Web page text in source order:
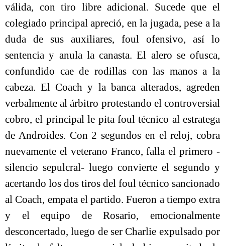
válida, con tiro libre adicional. Sucede que el
colegiado principal apreció, en la jugada, pese a la
duda de sus auxiliares, foul ofensivo, así lo
sentencia y anula la canasta. El alero se ofusca,
confundido cae de rodillas con las manos a la
cabeza. El Coach y la banca alterados, agreden
verbalmente al árbitro protestando el controversial
cobro, el principal le pita foul técnico al estratega
de Androides. Con 2 segundos en el reloj, cobra
nuevamente el veterano Franco, falla el primero -
silencio sepulcral- luego convierte el segundo y
acertando los dos tiros del foul técnico sancionado
al Coach, empata el partido. Fueron a tiempo extra
y el equipo de Rosario, emocionalmente
desconcertado, luego de ser Charlie expulsado por